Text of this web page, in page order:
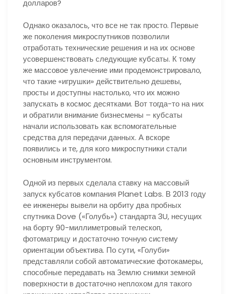
долларов?
Однако оказалось, что все не так просто. Первые
же поколения микроспутников позволили
отработать технические решения и на их основе
усовершенствовать следующие кубсаты. К тому
же массовое увлечение ими продемонстрировало,
что такие «игрушки» действительно дешевы,
просты и доступны настолько, что их можно
запускать в космос десятками. Вот тогда-то на них
и обратили внимание бизнесмены – кубсаты
начали использовать как вспомогательные
средства для передачи данных. А вскоре
появились и те, для кого микроспутники стали
основным инструментом.
Одной из первых сделала ставку на массовый
запуск кубсатов компания Planet Labs. В 2013 году
ее инженеры вывели на орбиту два пробных
спутника Dove («Голубь») стандарта 3U, несущих
на борту 90-миллиметровый телескоп,
фотоматрицу и достаточно точную систему
ориентации объектива. По сути, «Голуби»
представляли собой автоматические фотокамеры,
способные передавать на Землю снимки земной
поверхности в достаточно неплохом для такого